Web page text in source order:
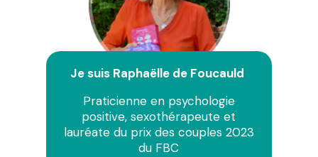
Je suis Raphaëlle de Foucauld
Praticienne en psychologie
positive, sexothérapeute et
lauréate du prix des couples 2023
du FBC